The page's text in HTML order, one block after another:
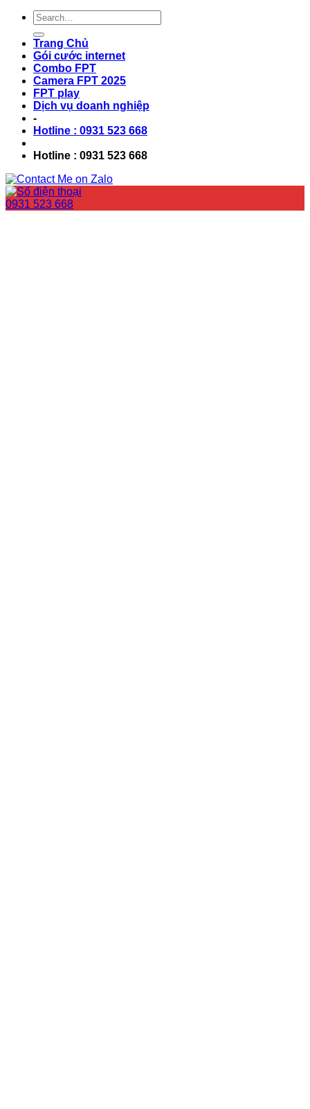
Trang Chủ
Gói cước internet
Combo FPT
Camera FPT 2025
FPT play
Dịch vụ doanh nghiệp
-
Hotline : 0931 523 668
Hotline : 0931 523 668
0931 523 668